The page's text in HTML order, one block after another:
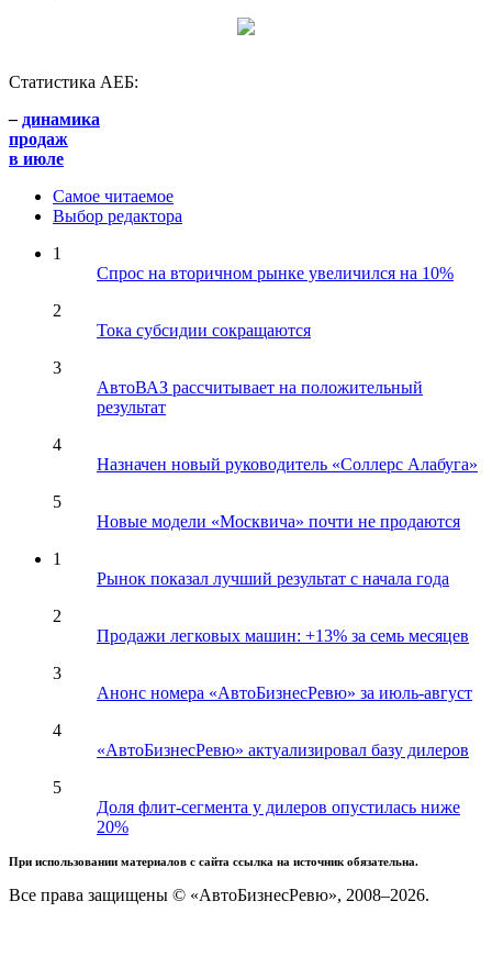
Статистика АЕБ:
– динамика
продаж
в июле
Самое читаемое
Выбор редактора
1
Спрос на вторичном рынке увеличился на 10%
2
Тока субсидии сокращаются
3
АвтоВАЗ рассчитывает на положительный
результат
4
Назначен новый руководитель «Соллерс Алабуга»
5
Новые модели «Москвича» почти не продаются
1
Рынок показал лучший результат с начала года
2
Продажи легковых машин: +13% за семь месяцев
3
Анонс номера «АвтоБизнесРевю» за июль-август
4
«АвтоБизнесРевю» актуализировал базу дилеров
5
Доля флит-сегмента у дилеров опустилась ниже
20%
При использовании материалов с сайта ссылка на источник обязательна.
Все права защищены © «АвтоБизнесРевю», 2008–2026.